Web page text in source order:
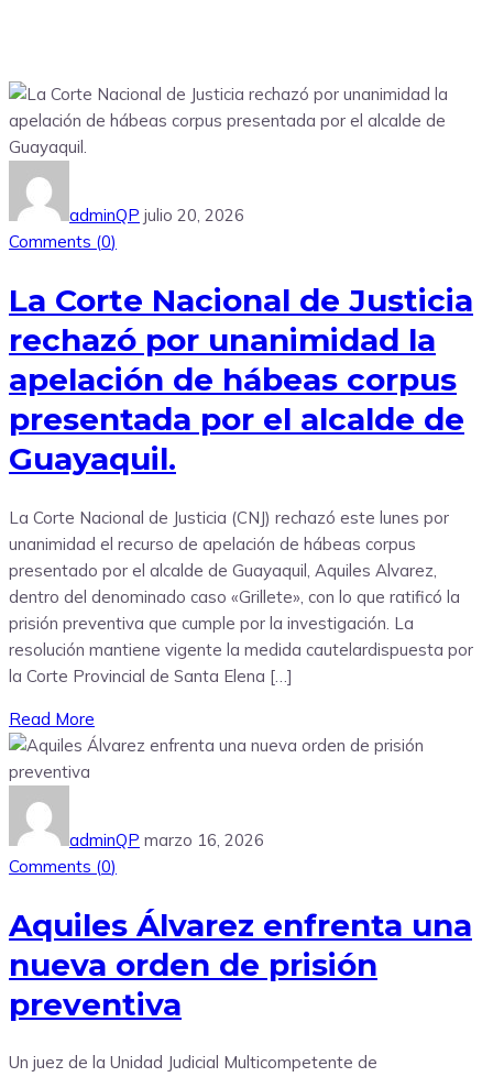
adminQP julio 20, 2026
Comments (0)
La Corte Nacional de Justicia
rechazó por unanimidad la
apelación de hábeas corpus
presentada por el alcalde de
Guayaquil.
La Corte Nacional de Justicia (CNJ) rechazó este lunes por
unanimidad el recurso de apelación de hábeas corpus
presentado por el alcalde de Guayaquil, Aquiles Alvarez,
dentro del denominado caso «Grillete», con lo que ratificó la
prisión preventiva que cumple por la investigación. La
resolución mantiene vigente la medida cautelardispuesta por
la Corte Provincial de Santa Elena […]
Read More
adminQP marzo 16, 2026
Comments (0)
Aquiles Álvarez enfrenta una
nueva orden de prisión
preventiva
Un juez de la Unidad Judicial Multicompetente de